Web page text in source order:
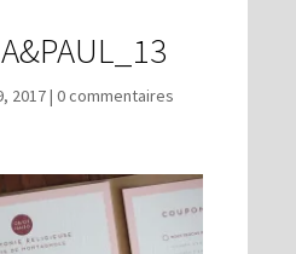
2017|0 commentaires